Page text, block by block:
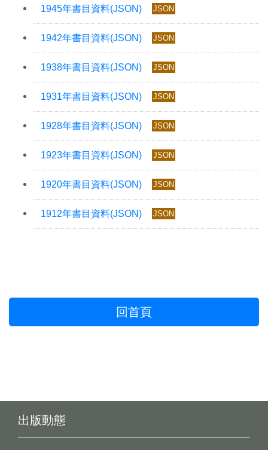
JSON
JSON
JSON
JSON
JSON
JSON
JSON
JSON
回首頁
出版動態